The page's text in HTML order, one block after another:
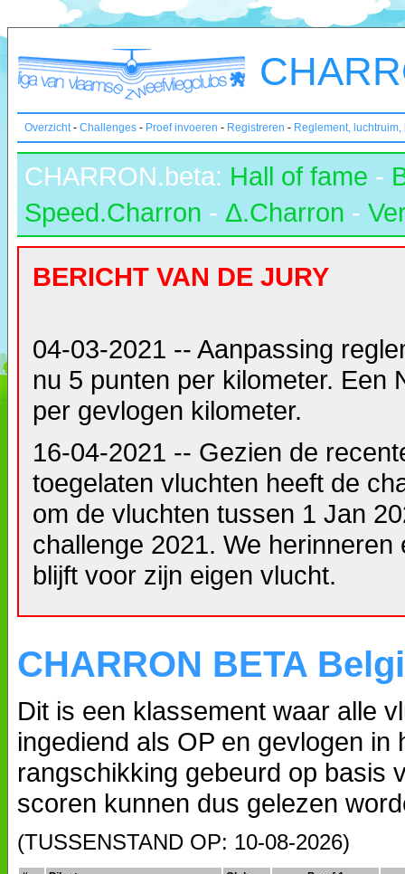
Overzicht- Challenges - Proef invoeren - Registreren - Reglement,
CHARRON.beta: Hall of fame -
Speed.Charron - Δ.Charron -
BERICHT VAN DE JURY
04-03-2021 -- Aanpassing
nu 5 punten per kilometer. Een
per gevlogen kilometer.
16-04-2021 -- Gezien de
toegelaten vluchten heeft de
om de vluchten tussen 1 Jan
challenge 2021. We
blijft voor zijn eigen vlucht.
CHARRON BETA
Dit is een klassement waar alle
ingediend als OP en gevlogen
rangschikking gebeurd op basis
scoren kunnen dus gelezen
(TUSSENSTAND OP: 10-08-2026)